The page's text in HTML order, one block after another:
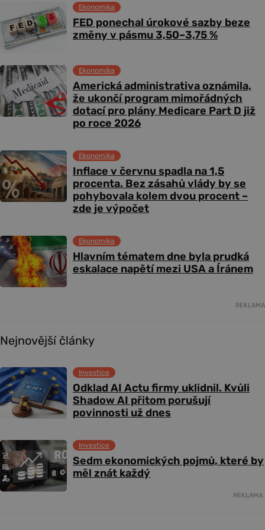
FED ponechal úrokové sazby beze
změny v pásmu 3,50–3,75 %
Ekonomika
Americká administrativa oznámila,
že ukončí program mimořádných
dotací pro plány Medicare Part D již
po roce 2026
Ekonomika
Inflace v červnu spadla na 1,5
procenta. Bez zásahů vlády by se
pohybovala kolem dvou procent –
zde je výpočet
Ekonomika
Hlavním tématem dne byla prudká
eskalace napětí mezi USA a Íránem
Ekonomika
REKLAMA
Nejnovější články
Odklad AI Actu firmy uklidnil. Kvůli
Shadow AI přitom porušují
povinnosti už dnes
Investice
Sedm ekonomických pojmů, které by
měl znát každý
Investice
REKLAMA